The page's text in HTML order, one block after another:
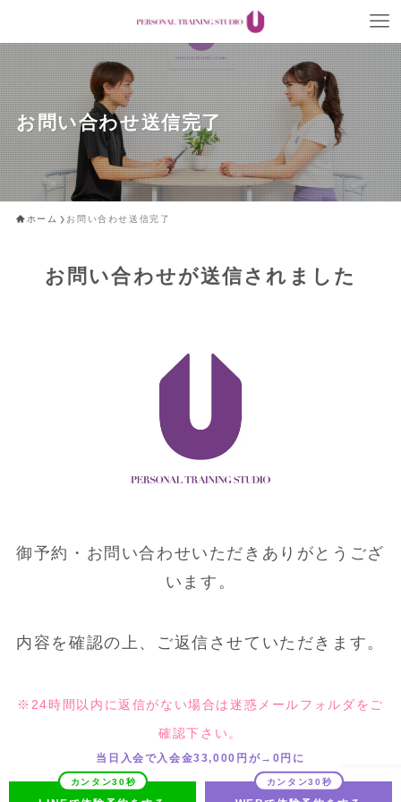
お問い合わせ送信完了
ホーム お問い合わせ送信完了
お問い合わせが送信されました
御予約・お問い合わせいただきありがとうござ
います。
内容を確認の上、ご返信させていただきます。
※24時間以内に返信がない場合は迷惑メールフォルダをご
確認下さい。
当日入会で入会金33,000円が→0円に